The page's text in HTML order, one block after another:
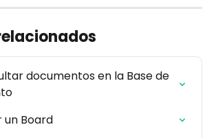
documentos en la Base de
Board